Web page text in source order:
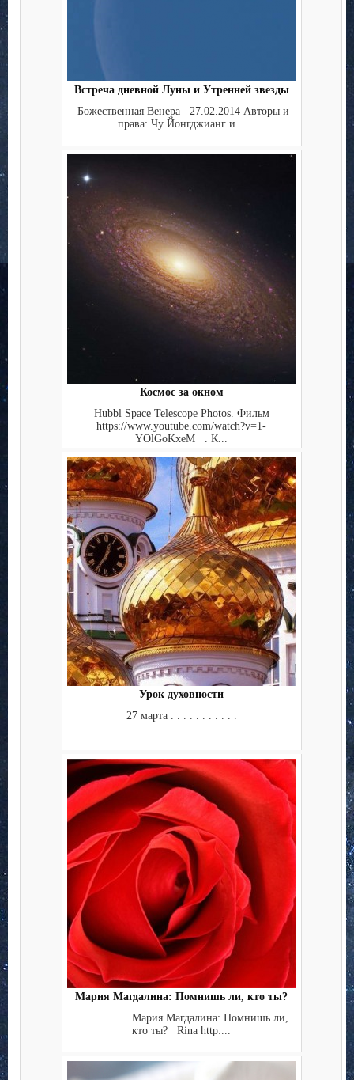
Встреча дневной Луны и Утренней звезды
Божественная Венера 27.02.2014 Авторы и
права: Чу Йонгджианг и...
Космос за окном
Hubbl Space Telescope Photos. Фильм
https://www.youtube.com/watch?v=1-
YOlGoKxeM . К...
Урок духовности
27 марта . . . . . . . . . . .
Мария Магдалина: Помнишь ли, кто ты?
Мария Магдалина: Помнишь ли,
кто ты? Rina http:...